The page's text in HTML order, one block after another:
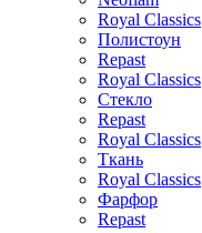
Royal Classics
Полистоун
Repast
Royal Classics
Стекло
Repast
Royal Classics
Ткань
Royal Classics
Фарфор
Repast